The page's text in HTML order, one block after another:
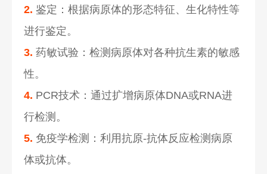
2. 鉴定：根据病原体的形态特征、生化特性等
进行鉴定。
3. 药敏试验：检测病原体对各种抗生素的敏感
性。
4. PCR技术：通过扩增病原体DNA或RNA进
行检测。
5. 免疫学检测：利用抗原-抗体反应检测病原
体或抗体。